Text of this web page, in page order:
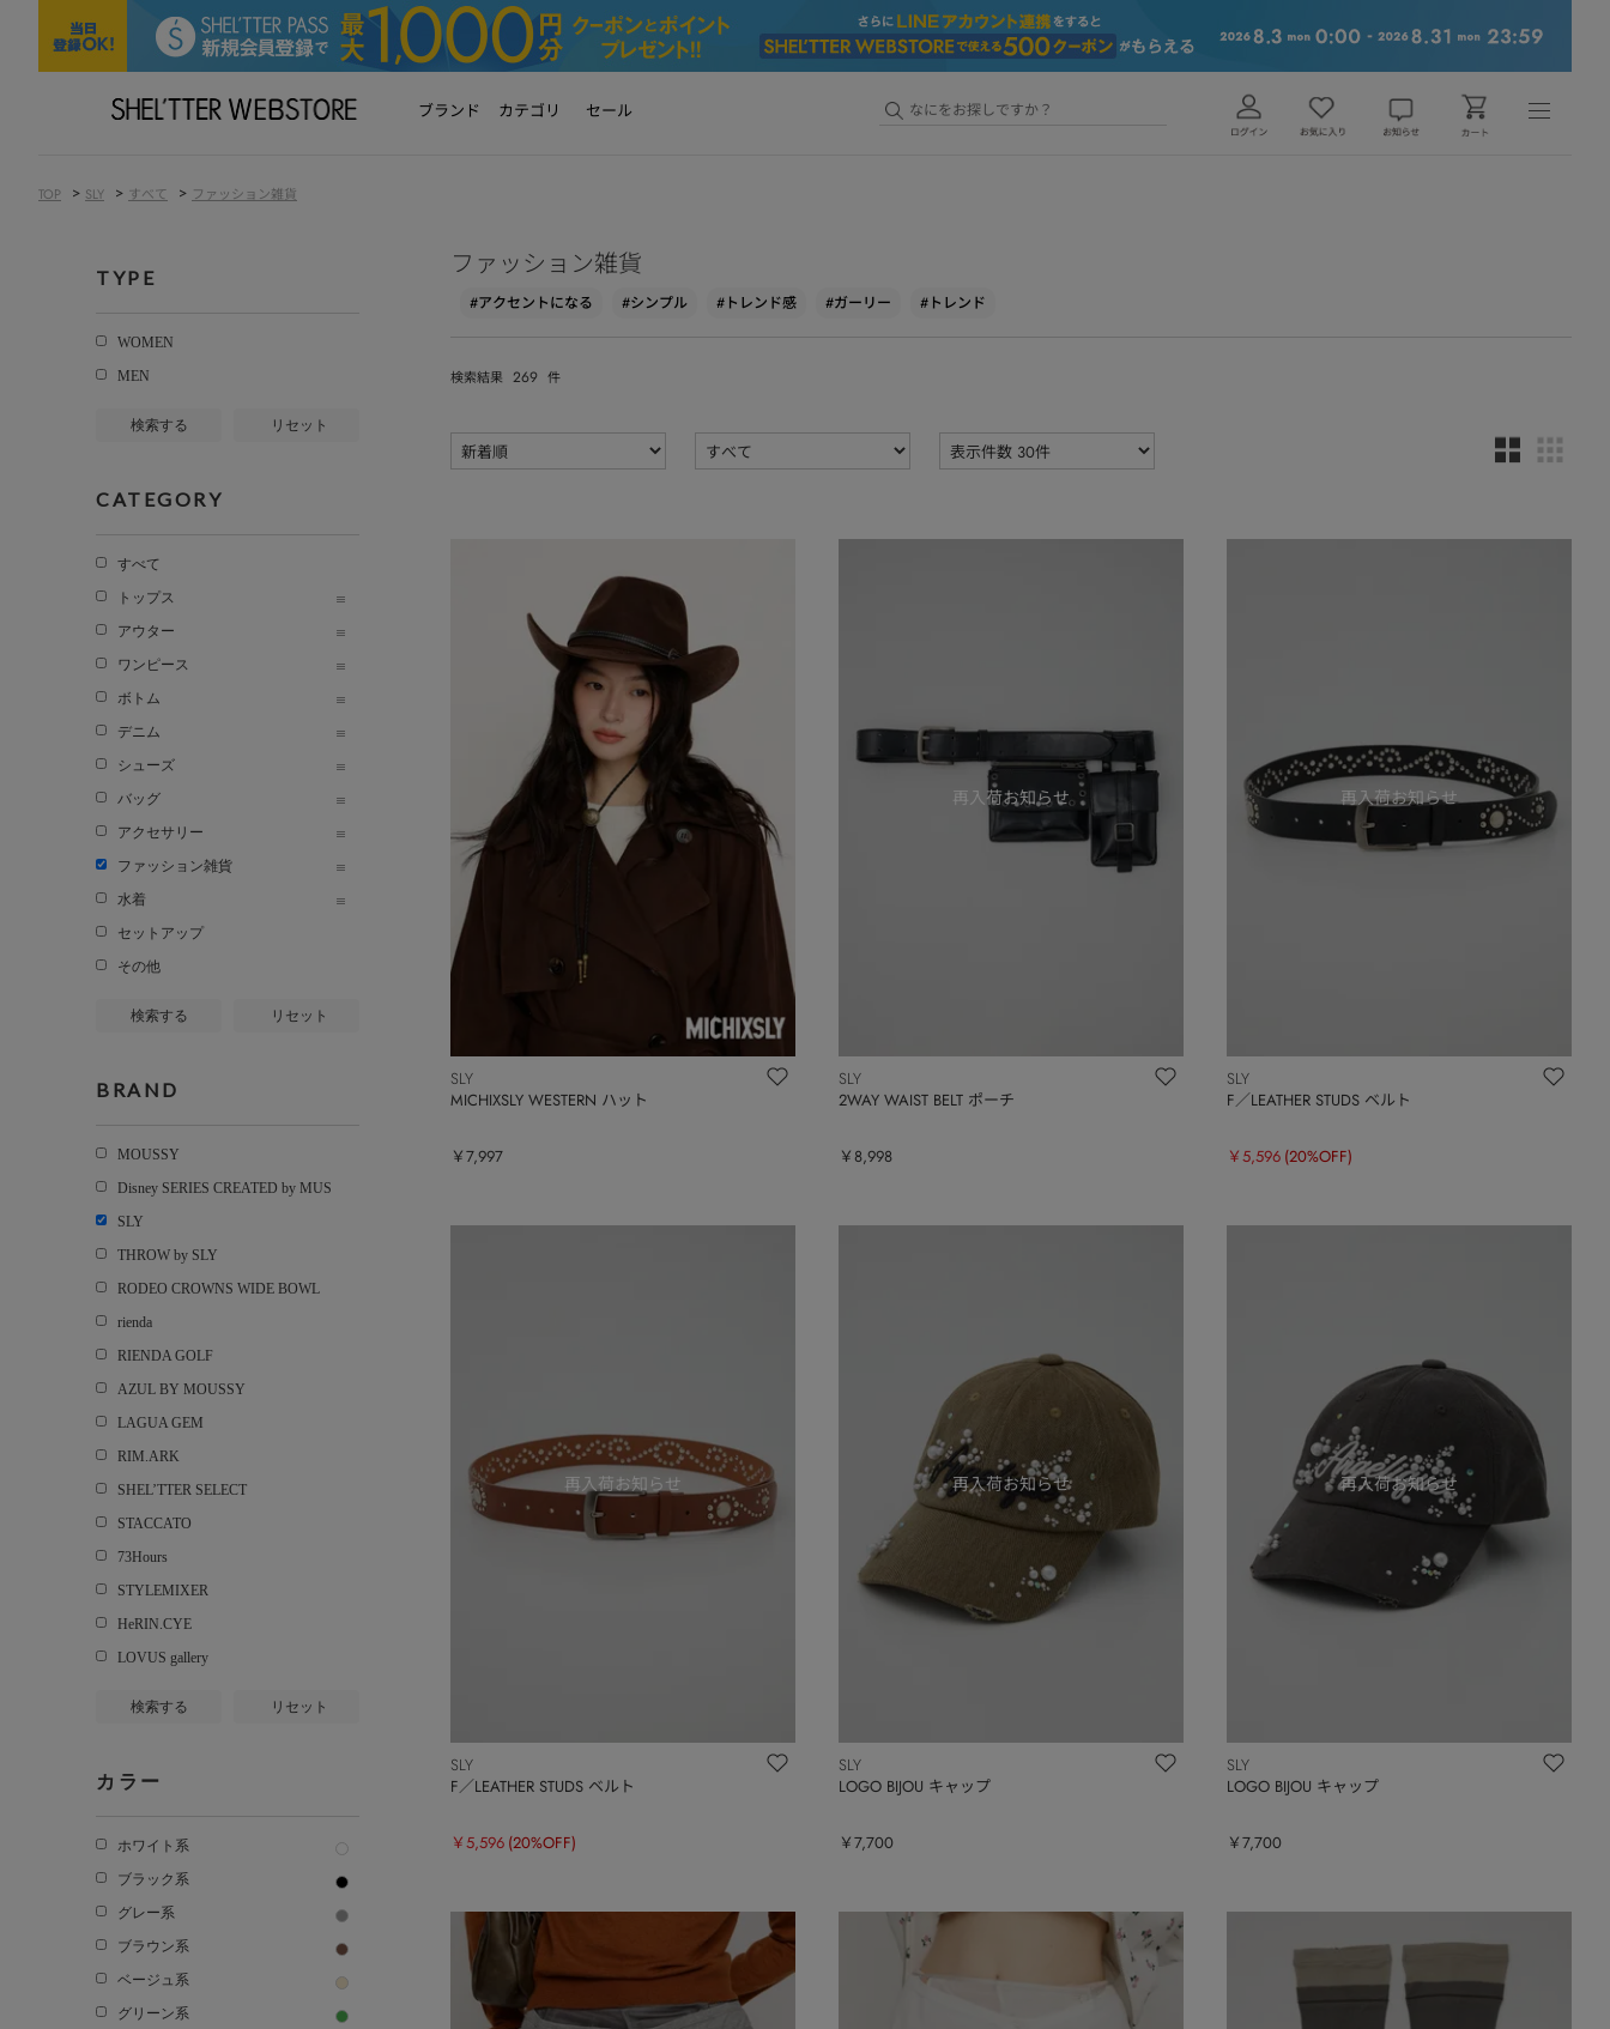
ブランド カテゴリ セール
TOP > SLY > すべて > ファッション雑貨
TYPE
WOMEN
MEN
検索する リセット
CATEGORY
すべて
トップス
アウター
ワンピース
ボトム
デニム
シューズ
バッグ
アクセサリー
ファッション雑貨
水着
セットアップ
その他
検索する リセット
BRAND
MOUSSY
Disney SERIES CREATED by MUS
SLY
THROW by SLY
RODEO CROWNS WIDE BOWL
rienda
RIENDA GOLF
AZUL BY MOUSSY
LAGUA GEM
RIM.ARK
SHEL’TTER SELECT
STACCATO
73Hours
STYLEMIXER
HeRIN.CYE
LOVUS gallery
検索する リセット
カラー
ホワイト系
ブラック系
グレー系
ブラウン系
ベージュ系
グリーン系
ファッション雑貨
#アクセントになる #シンプル #トレンド感 #ガーリー #トレンド
検索結果 269 件
SLY
MICHIXSLY WESTERN ハット
￥7,997
SLY
2WAY WAIST BELT ポーチ
￥8,998
SLY
F／LEATHER STUDS ベルト
￥5,596 (20%OFF)
SLY
F／LEATHER STUDS ベルト
￥5,596 (20%OFF)
SLY
LOGO BIJOU キャップ
￥7,700
SLY
LOGO BIJOU キャップ
￥7,700